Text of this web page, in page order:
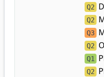
Q2
Q2
Q3
Q2
Q1
Q2